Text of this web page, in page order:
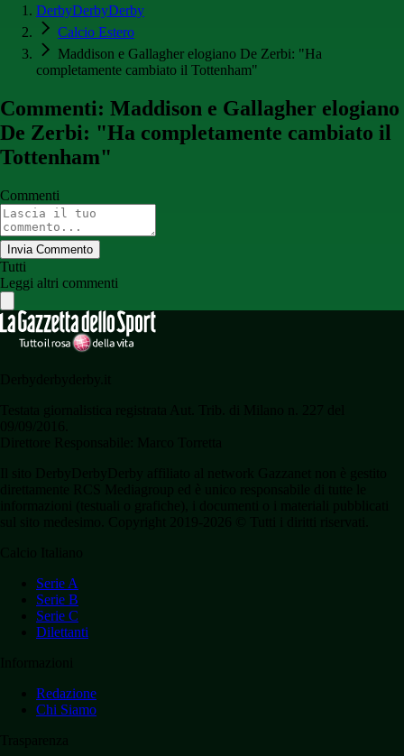
DerbyDerbyDerby
Calcio Estero
Maddison e Gallagher elogiano De Zerbi: "Ha
completamente cambiato il Tottenham"
Commenti: Maddison e Gallagher elogiano
De Zerbi: "Ha completamente cambiato il
Tottenham"
Commenti
Invia Commento
Tutti
Leggi altri commenti
Serie A
Serie B
Serie C
Dilettanti
Redazione
Chi Siamo